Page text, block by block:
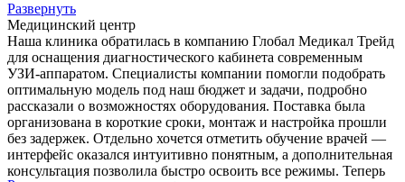
Развернуть
Медицинский центр
Наша клиника обратилась в компанию Глобал Медикал Трейд
для оснащения диагностического кабинета современным
УЗИ-аппаратом. Специалисты компании помогли подобрать
оптимальную модель под наш бюджет и задачи, подробно
рассказали о возможностях оборудования. Поставка была
организована в короткие сроки, монтаж и настройка прошли
без задержек. Отдельно хочется отметить обучение врачей —
интерфейс оказался интуитивно понятным, а дополнительная
консультация позволила быстро освоить все режимы. Теперь